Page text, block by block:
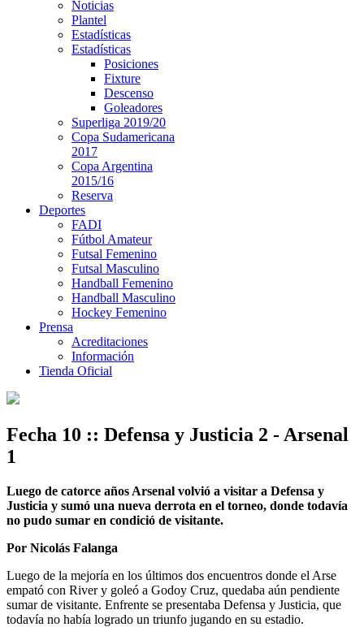
Noticias
Plantel
Estadísticas
Estadísticas
Posiciones
Fixture
Descenso
Goleadores
Superliga 2019/20
Copa Sudamericana
2017
Copa Argentina
2015/16
Reserva
Deportes
FADI
Fútbol Amateur
Futsal Femenino
Futsal Masculino
Handball Femenino
Handball Masculino
Hockey Femenino
Prensa
Acreditaciones
Información
Tienda Oficial
Fecha 10 :: Defensa y Justicia 2 - Arsenal
1
Luego de catorce años Arsenal volvió a visitar a Defensa y
Justicia y sumó una nueva derrota en el torneo, donde todavía
no pudo sumar en condició de visitante.
Por Nicolás Falanga
Luego de la mejoría en los últimos dos encuentros donde el Arse
empató con River y goleó a Godoy Cruz, quedaba aún pendiente
sumar de visitante. Enfrente se presentaba Defensa y Justicia, que
todavía no había logrado un triunfo jugando en su estadio.